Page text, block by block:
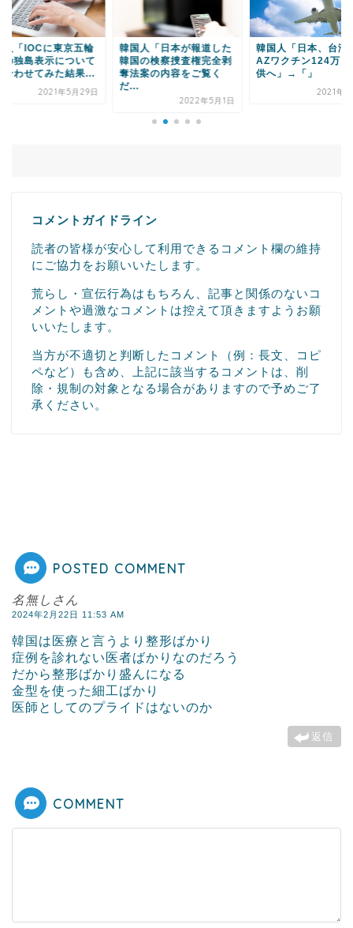
人「日本が報道した
の検察捜査権完全剥
案の内容をご覧く
韓国人「日本、台湾に
AZワクチン124万回分提
供へ」→「」
韓国人「日本の抜刀
レベルをご覧くださ
→「マジで速い」「
コメントガイドライン
読者の皆様が安心して利用できるコメント欄の維持
にご協力をお願いいたします。
荒らし・宣伝行為はもちろん、記事と関係のないコ
メントや過激なコメントは控えて頂きますようお願
いいたします。
当方が不適切と判断したコメント（例：長文、コピ
ペなど）も含め、上記に該当するコメントは、削
除・規制の対象となる場合がありますので予めご了
承ください。
POSTED COMMENT
名無しさん
2024年2月22日 11:53 AM
韓国は医療と言うより整形ばかり
症例を診れない医者ばかりなのだろう
だから整形ばかり盛んになる
金型を使った細工ばかり
医師としてのプライドはないのか
返信
COMMENT